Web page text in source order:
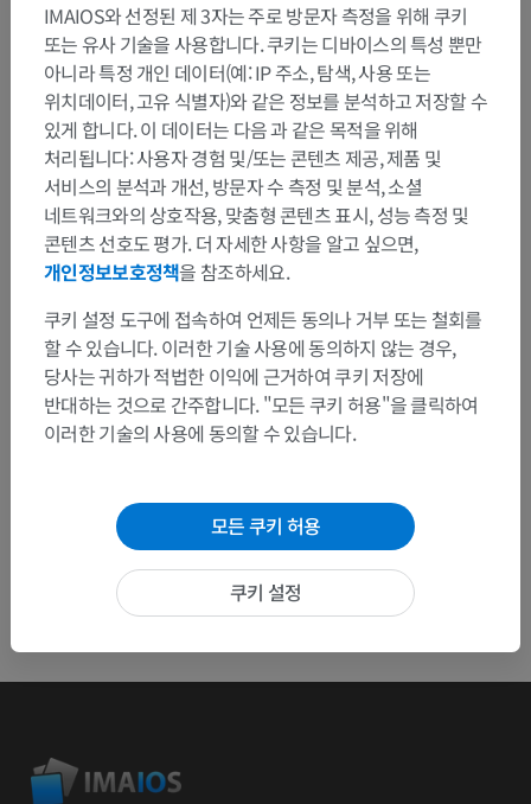
번역
문제를 발견하셨나요?
수정이나, 번역 또는 콘텐츠 개선에 제안이 있으면 언제든
연락 주세요.
문제 보고
앱 다운로드
IMAIOS와 선정된 제 3자는 주로 방문자 측정을 위해 쿠키
또는 유사 기술을 사용합니다. 쿠키는 디바이스의 특성 뿐만
아니라 특정 개인 데이터(예: IP 주소, 탐색, 사용 또는
위치데이터, 고유 식별자)와 같은 정보를 분석하고 저장할 수
있게 합니다. 이 데이터는 다음 과 같은 목적을 위해
처리됩니다: 사용자 경험 및/또는 콘텐츠 제공, 제품 및
서비스의 분석과 개선, 방문자 수 측정 및 분석, 소셜
네트워크와의 상호작용, 맞춤형 콘텐츠 표시, 성능 측정 및
콘텐츠 선호도 평가. 더 자세한 사항을 알고 싶으면,
개인정보보호정책을 참조하세요.
쿠키 설정 도구에 접속하여 언제든 동의나 거부 또는 철회를
할 수 있습니다. 이러한 기술 사용에 동의하지 않는 경우,
당사는 귀하가 적법한 이익에 근거하여 쿠키 저장에
반대하는 것으로 간주합니다. "모든 쿠키 허용"을 클릭하여
이러한 기술의 사용에 동의할 수 있습니다.
모든 쿠키 허용
쿠키 설정